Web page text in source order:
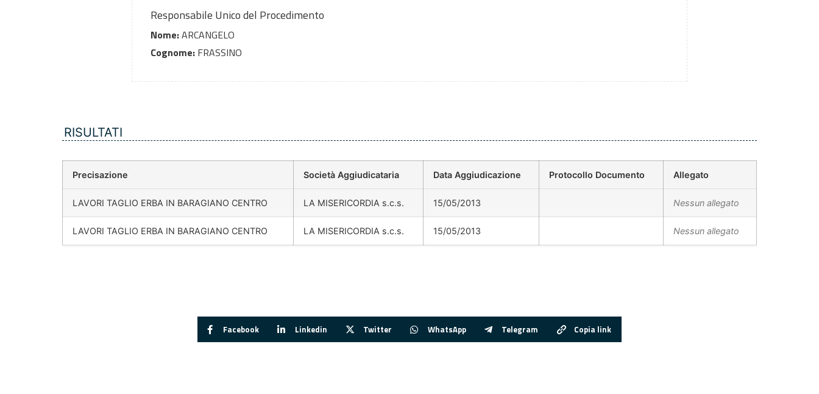
Responsabile Unico del Procedimento
Nome:ARCANGELO
Cognome: FRASSINO
RISULTATI
Precisazione Società Aggiudicataria Data Aggiudicazione Protocollo Documento Allegato
LAVORI TAGLIO ERBA IN BARAGIANO CENTRO LA MISERICORDIA s.c.s. 15/05/2013 Nessun allegato
LAVORI TAGLIO ERBA IN BARAGIANO CENTRO LA MISERICORDIA s.c.s. 15/05/2013 Nessun allegato
Facebook Linkedin Twitter WhatsApp Telegram Copia link